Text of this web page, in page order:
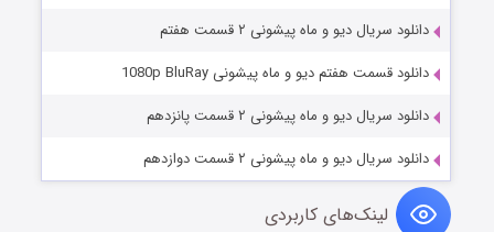
دانلود سریال دیو و ماه پیشونی ۲ قسمت هفتم
دانلود قسمت هفتم دیو و ماه پیشونی 1080p BluRay
دانلود سریال دیو و ماه پیشونی ۲ قسمت پانزدهم
دانلود سریال دیو و ماه پیشونی ۲ قسمت دوازدهم
لینک‌های کاربردی